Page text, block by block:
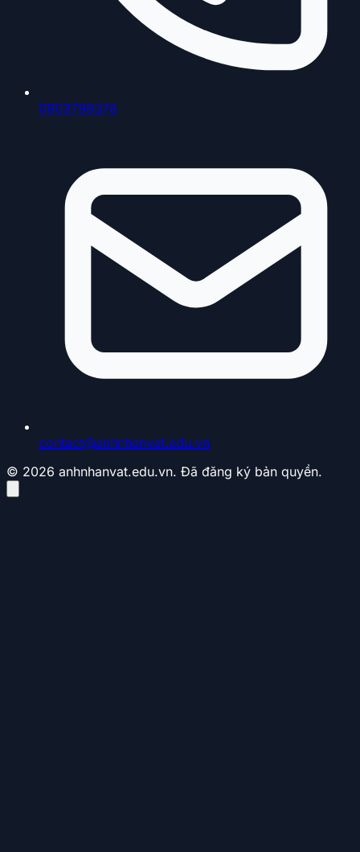
0903798378
contact@anhnhanvat.edu.vn
© 2026 anhnhanvat.edu.vn. Đã đăng ký bản quyền.